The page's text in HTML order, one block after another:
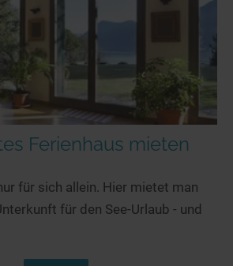
Ferienhaus mieten
für sich allein. Hier mietet man
für den See-Urlaub - und